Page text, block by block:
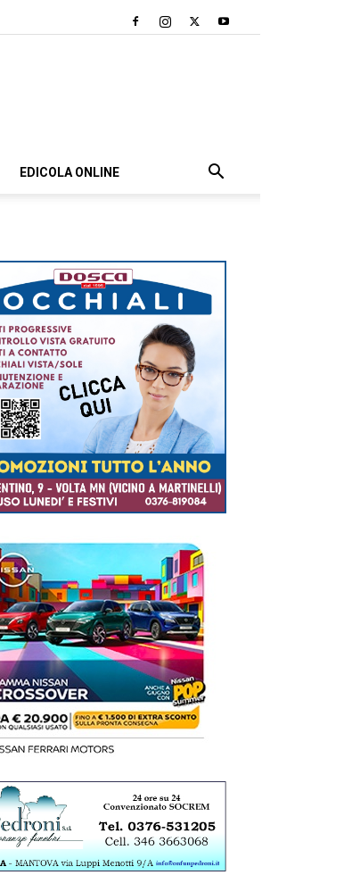
EDICOLA ONLINE